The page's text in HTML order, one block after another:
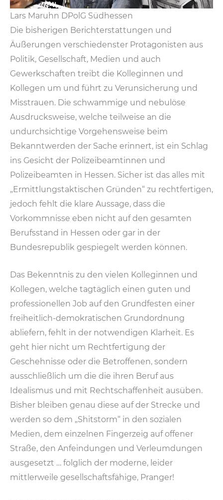
Lars Maruhn DPolG Südhessen
Die bisherigen Berichterstattungen und
Äußerungen verschiedenster Protagonisten aus
Politik, Gesellschaft, Medien und auch
Gewerkschaften treibt die Kolleginnen und
Kollegen um und führt zu Verunsicherung und
Misstrauen. Die schwammige und nebulöse
Ausdrucksweise, welche teilweise an die
undurchsichtige Vorgehensweise beim
Bekanntwerden der Sache erinnert, ist ein Schlag
ins Gesicht der Polizeibeamtinnen und
Polizeibeamten in Hessen. Sicher ist das alles mit
„Ermittlungstaktischen Gründen“ zu rechtfertigen,
jedoch fehlt die klare Aussage, dass die
Vorkommnisse eben nicht auf den gesamten
Berufsstand in Hessen oder gar in der
Bundesrepublik gespiegelt werden können.
Das Bekenntnis zu den vielen Kolleginnen und
Kollegen, welche tagtäglich einen guten und
professionellen Job auf den Grundfesten einer
freiheitlich-demokratischen Grundordnung
abliefern, fehlt in der notwendigen Klarheit. Es
geht hier nicht um Rechtfertigung der
Geschehnisse oder die Betroffenen, sondern
ausschließlich um die die ihren Beruf aus
Idealismus und mit Rechtschaffenheit ausüben.
Bisher bleiben genau diese auf der Strecke und
werden so dem „Shitstorm“ in den sozialen
Medien, dem einzelnen Fingerzeig auf offener
Straße, den Anfeindungen und Verleumdungen
ausgesetzt … folglich der moderne, leider
mittlerweile gesellschaftsfähige, Pranger!